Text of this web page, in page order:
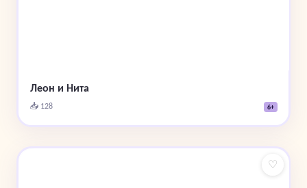
Леон и Нита
📥 128 6+
♡